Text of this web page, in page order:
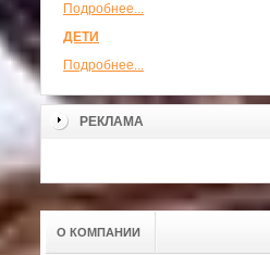
Подробнее...
ДЕТИ
Подробнее...
РЕКЛАМА
О КОМПАНИИ